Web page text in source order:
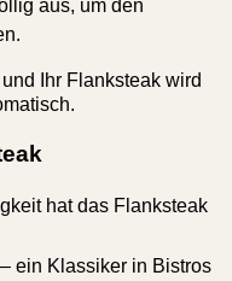
aus, um den
Ihr Flanksteak wird
hat das Flanksteak
– ein Klassiker in Bistros